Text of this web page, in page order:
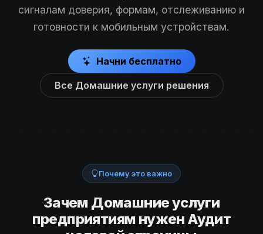
сигналам доверия, формам, отслеживанию и
готовности к мобильным устройствам.
Начни бесплатно
Все Домашние услуги решения
Почему это важно
Зачем Домашние услуги
предприятиям нужен Аудит